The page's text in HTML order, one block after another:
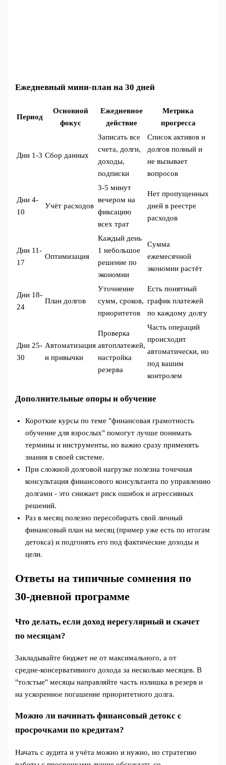
Ежедневный мини‑план на 30 дней
Период
Основной
фокус
Ежедневное
действие
Метрика
прогресса
Дни 1-3 Сбор данных
Записать все
счета, долги,
доходы,
подписки
Список активов и
долгов полный и
не вызывает
вопросов
Дни 4-
10
Учёт расходов
3-5 минут
вечером на
фиксацию
всех трат
Нет пропущенных
дней в реестре
расходов
Дни 11-
17
Оптимизация
Каждый день
1 небольшое
решение по
экономии
Сумма
ежемесячной
экономии растёт
Дни 18-
24
План долгов
Уточнение
сумм, сроков,
приоритетов
Есть понятный
график платежей
по каждому долгу
Дни 25-
30
Автоматизация
и привычки
Проверка
автоплатежей,
настройка
резерва
Часть операций
происходит
автоматически, но
под вашим
контролем
Дополнительные опоры и обучение
Короткие курсы по теме "финансовая грамотность
обучение для взрослых" помогут лучше понимать
термины и инструменты, но важно сразу применять
знания в своей системе.
При сложной долговой нагрузке полезна точечная
консультация финансового консультанта по управлению
долгами - это снижает риск ошибок и агрессивных
решений.
Раз в месяц полезно пересобирать свой личный
финансовый план на месяц (пример уже есть по итогам
детокса) и подгонять его под фактические доходы и
цели.
Ответы на типичные сомнения по
30‑дневной программе
Что делать, если доход нерегулярный и скачет
по месяцам?
Закладывайте бюджет не от максимального, а от
средне‑консервативного дохода за несколько месяцев. В
"толстые" месяцы направляйте часть излишка в резерв и
на ускоренное погашение приоритетного долга.
Можно ли начинать финансовый детокс с
просрочками по кредитам?
Начать с аудита и учёта можно и нужно, но стратегию